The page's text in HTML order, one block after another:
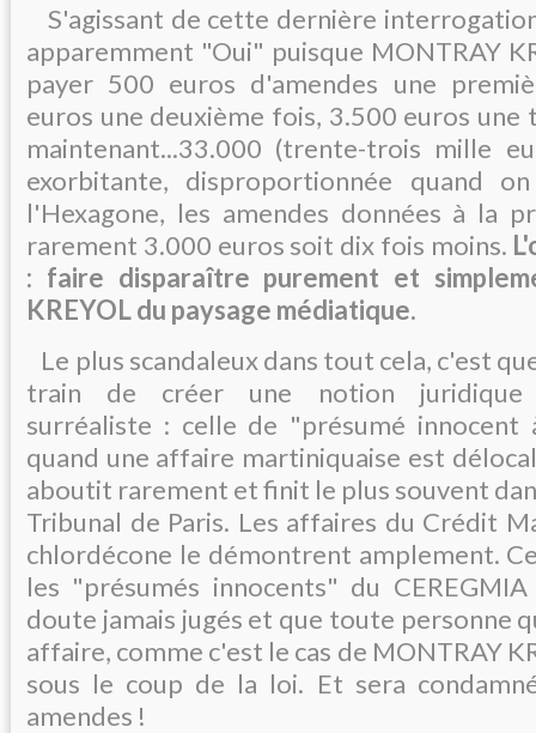
S'agissant de cette dernière
apparemment "Oui" puisque MONTRAY
payer 500 euros d'amendes une
euros une deuxième fois, 3.500 euros
maintenant...33.000 (trente-trois mille
exorbitante, disproportionnée quand
l'Hexagone, les amendes données à la
rarement 3.000 euros soit dix fois moins.
: faire disparaître purement et
KREYOL du paysage médiatique.
Le plus scandaleux dans tout cela, c'est
train de créer une notion juridique
surréaliste : celle de "présumé innocent
quand une affaire martiniquaise est
aboutit rarement et finit le plus souvent
Tribunal de Paris. Les affaires du Crédit
chlordécone le démontrent amplement.
les "présumés innocents" du
doute jamais jugés et que toute personne
affaire, comme c'est le cas de MONTRAY
sous le coup de la loi. Et sera
amendes !